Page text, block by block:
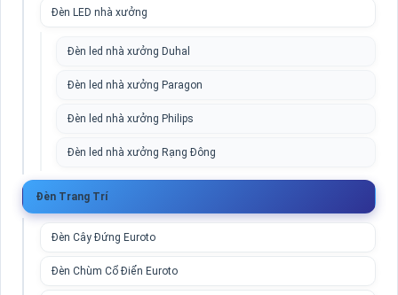
Đèn LED nhà xưởng
Đèn led nhà xưởng Duhal
Đèn led nhà xưởng Paragon
Đèn led nhà xưởng Philips
Đèn led nhà xưởng Rạng Đông
Đèn Trang Trí
Đèn Cây Đứng Euroto
Đèn Chùm Cổ Điển Euroto